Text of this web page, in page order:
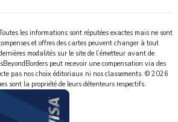
les informations sont réputées exactes mais ne sont
et offres des cartes peuvent changer à tout
modalités sur le site de l’émetteur avant de
peut recevoir une compensation via des
pas nos choix éditoriaux ni nos classements. © 2026
sont la propriété de leurs détenteurs respectifs.